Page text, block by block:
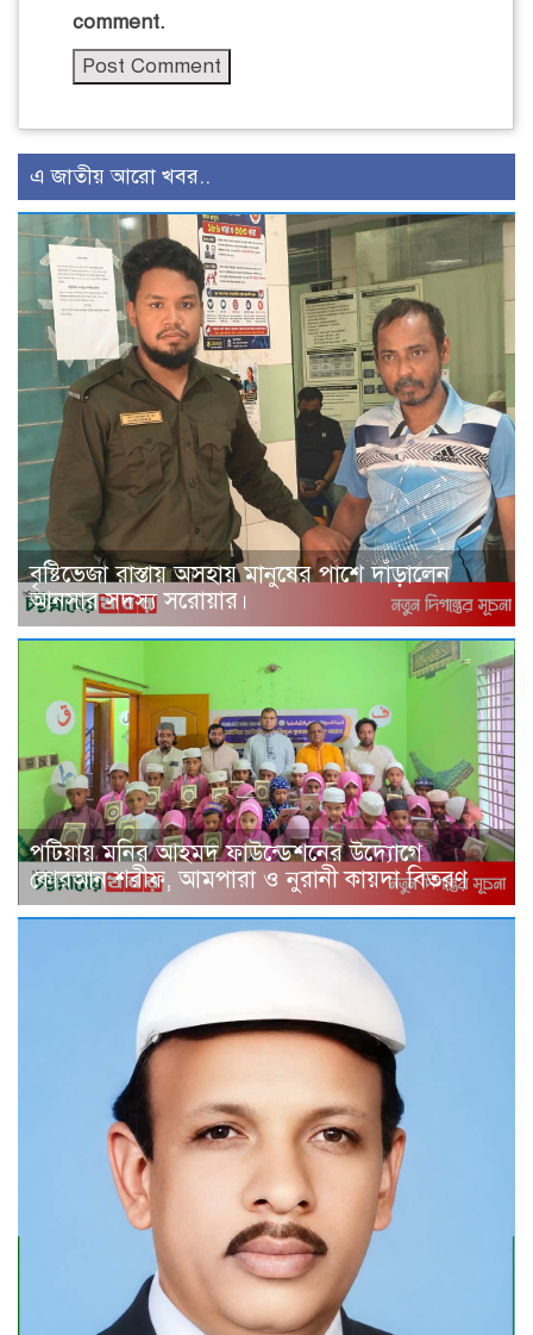
comment.
এ জাতীয় আরো খবর..
বৃষ্টিভেজা রাস্তায় অসহায় মানুষের পাশে দাঁড়ালেন
আনসার সদস্য সরোয়ার।
পটিয়ায় মনির আহমদ ফাউন্ডেশনের উদ্যোগে
কোরআন শরীফ, আমপারা ও নুরানী কায়দা বিতরণ